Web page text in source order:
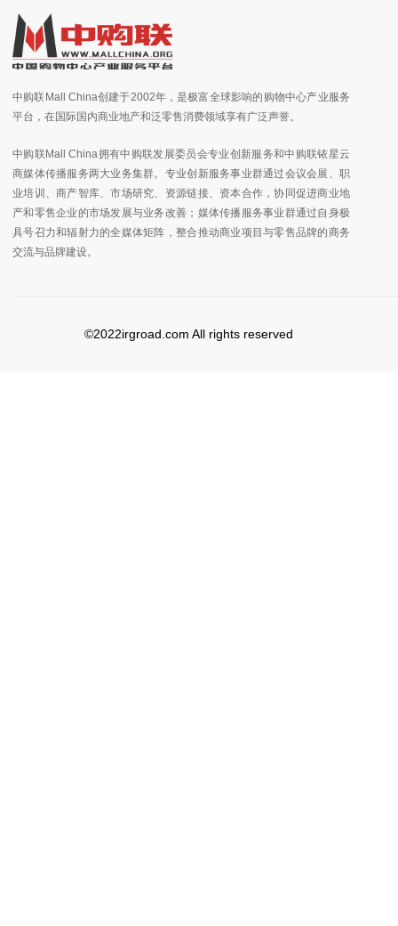
中购联Mall China创建于2002年，是极富全球影响的购物中心产业服务
平台，在国际国内商业地产和泛零售消费领域享有广泛声誉。
中购联Mall China拥有中购联发展委员会专业创新服务和中购联铱星云
商媒体传播服务两大业务集群。专业创新服务事业群通过会议会展、职
业培训、商产智库、市场研究、资源链接、资本合作，协同促进商业地
产和零售企业的市场发展与业务改善；媒体传播服务事业群通过自身极
具号召力和辐射力的全媒体矩阵，整合推动商业项目与零售品牌的商务
交流与品牌建设。
©2022irgroad.com All rights reserved